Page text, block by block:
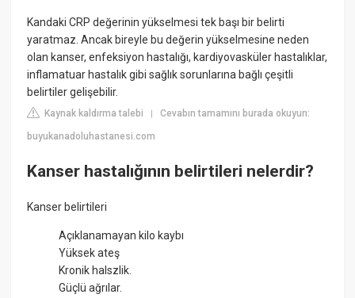
Kandaki CRP değerinin yükselmesi tek başı bir belirti
yaratmaz. Ancak bireyle bu değerin yükselmesine neden
olan kanser, enfeksiyon hastalığı, kardiyovasküler hastalıklar,
inflamatuar hastalık gibi sağlık sorunlarına bağlı çeşitli
belirtiler gelişebilir.
Kaynak kaldırma talebi |Cevabın tamamını burada okuyun:
buyukanadoluhastanesi.com
Kanser hastalığının belirtileri nelerdir?
Kanser belirtileri
Açıklanamayan kilo kaybı
Yüksek ateş
Kronik halszlik.
Güçlü ağrılar.